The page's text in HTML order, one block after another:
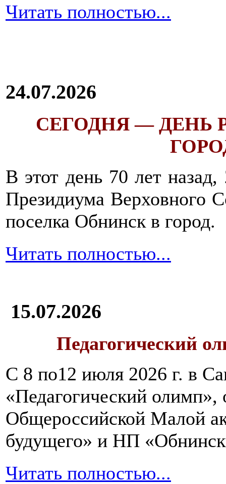
Читать полностью...
24.07.2026
СЕГОДНЯ — ДЕНЬ
В этот день 70 лет
Президиума Верховного
поселка Обнинск в город.
Читать полностью...
15.07.2026
Педагогический
С 8 по12 июля 2026 г. в
«Педагогический олимп»,
Общероссийской Малой
будущего» и НП
Читать полностью...